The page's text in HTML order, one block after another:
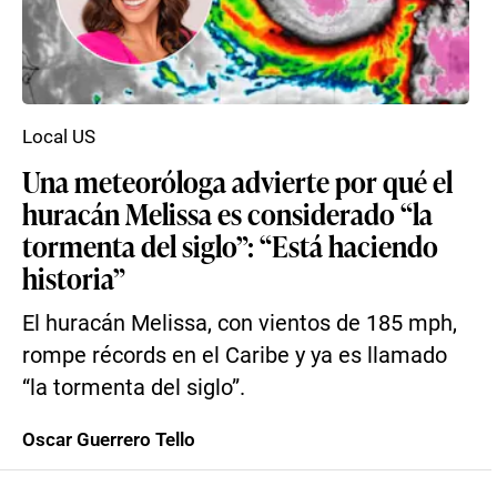
Una meteoróloga advierte por qué el
huracán Melissa es considerado “la
tormenta del siglo”: “Está haciendo
historia”
El huracán Melissa, con vientos de 185 mph,
rompe récords en el Caribe y ya es llamado
“la tormenta del siglo”.
Local US
Oscar Guerrero Tello